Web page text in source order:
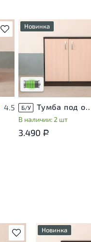
В избранное
4.5
Новинка
У товара присутствуют
незначительные следы
эксплуатации, не
на удобство его
Низкая степень
Б/У Тумба под
В наличии: 2 шт
3.490 Р
В избранноеНовинка